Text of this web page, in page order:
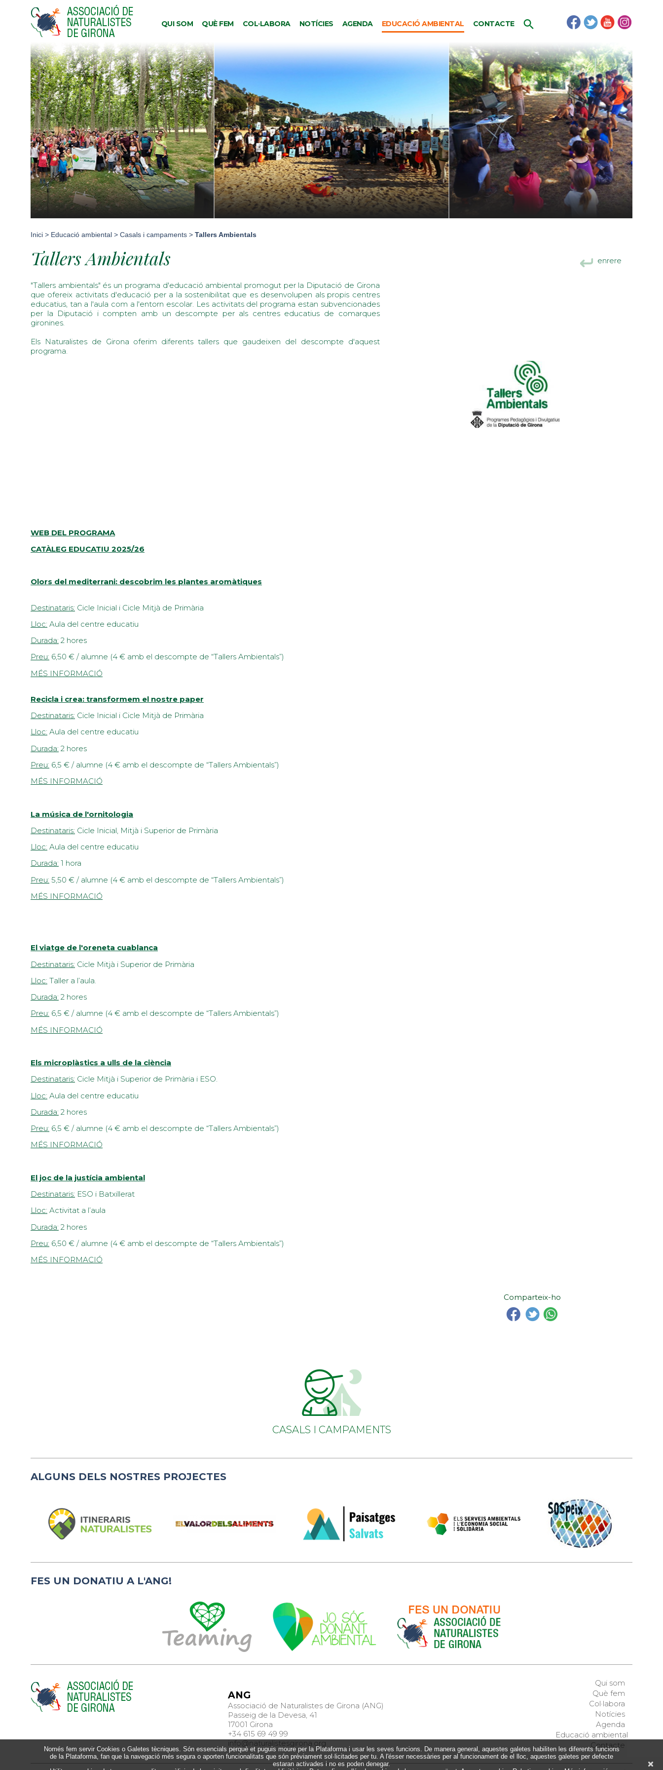
QUI SOM QUÈ FEM COL·LABORA NOTÍCIES AGENDA EDUCACIÓ AMBIENTAL CONTACTE
Inici > Educació ambiental > Casals i campaments > Tallers Ambientals
enrere
Tallers Ambientals
"Tallers ambientals" és un programa d'educació ambiental promogut per la Diputació de Girona
que ofereix activitats d'educació per a la sostenibilitat que es desenvolupen als propis centres
educatius, tan a l'aula com a l'entorn escolar. Les activitats del programa estan subvencionades
per la Diputació i compten amb un descompte per als centres educatius de comarques
gironines.
Els Naturalistes de Girona oferim diferents tallers que gaudeixen del descompte d'aquest
programa.
WEB DEL PROGRAMA
CATÀLEG EDUCATIU 2025/26
Olors del mediterrani: descobrim les plantes aromàtiques
Destinataris: Cicle Inicial i Cicle Mitjà de Primària
Lloc: Aula del centre educatiu
Durada: 2 hores
Preu: 6,50 € / alumne (4 € amb el descompte de “Tallers Ambientals”)
MÉS INFORMACIÓ
Recicla i crea: transformem el nostre paper
Destinataris: Cicle Inicial i Cicle Mitjà de Primària
Lloc: Aula del centre educatiu
Durada: 2 hores
Preu: 6,5 € / alumne (4 € amb el descompte de “Tallers Ambientals”)
MÉS INFORMACIÓ
La música de l'ornitologia
Destinataris: Cicle Inicial, Mitjà i Superior de Primària
Lloc: Aula del centre educatiu
Durada: 1 hora
Preu: 5,50 € / alumne (4 € amb el descompte de “Tallers Ambientals”)
MÉS INFORMACIÓ
El viatge de l'oreneta cuablanca
Destinataris: Cicle Mitjà i Superior de Primària
Lloc: Taller a l’aula.
Durada: 2 hores
Preu: 6,5 € / alumne (4 € amb el descompte de “Tallers Ambientals”)
MÉS INFORMACIÓ
Els microplàstics a ulls de la ciència
Destinataris: Cicle Mitjà i Superior de Primària i ESO.
Lloc: Aula del centre educatiu
Durada: 2 hores
Preu: 6,5 € / alumne (4 € amb el descompte de “Tallers Ambientals”)
MÉS INFORMACIÓ
El joc de la justícia ambiental
Destinataris: ESO i Batxillerat
Lloc: Activitat a l’aula
Durada: 2 hores
Preu: 6,50 € / alumne (4 € amb el descompte de “Tallers Ambientals”)
MÉS INFORMACIÓ
Comparteix-ho
CASALS I CAMPAMENTS
ALGUNS DELS NOSTRES PROJECTES
FES UN DONATIU A L'ANG!
ANG
Associació de Naturalistes de Girona (ANG)
Passeig de la Devesa, 41
17001 Girona
+34 615 69 49 99
info@naturalistesgirona.org
Qui som
Què fem
Col·labora
Notícies
Agenda
Educació ambiental
Contacte
Només fem servir Cookies o Galetes tècniques. Són essencials perquè et puguis moure per la Plataforma i usar les seves funcions. De manera general, aquestes galetes habiliten les diferents funcions
de la Plataforma, fan que la navegació més segura o aporten funcionalitats que són prèviament sol·licitades per tu. A l'ésser necessàries per al funcionament de el lloc, aquestes galetes per defecte
estaran activades i no es poden denegar.